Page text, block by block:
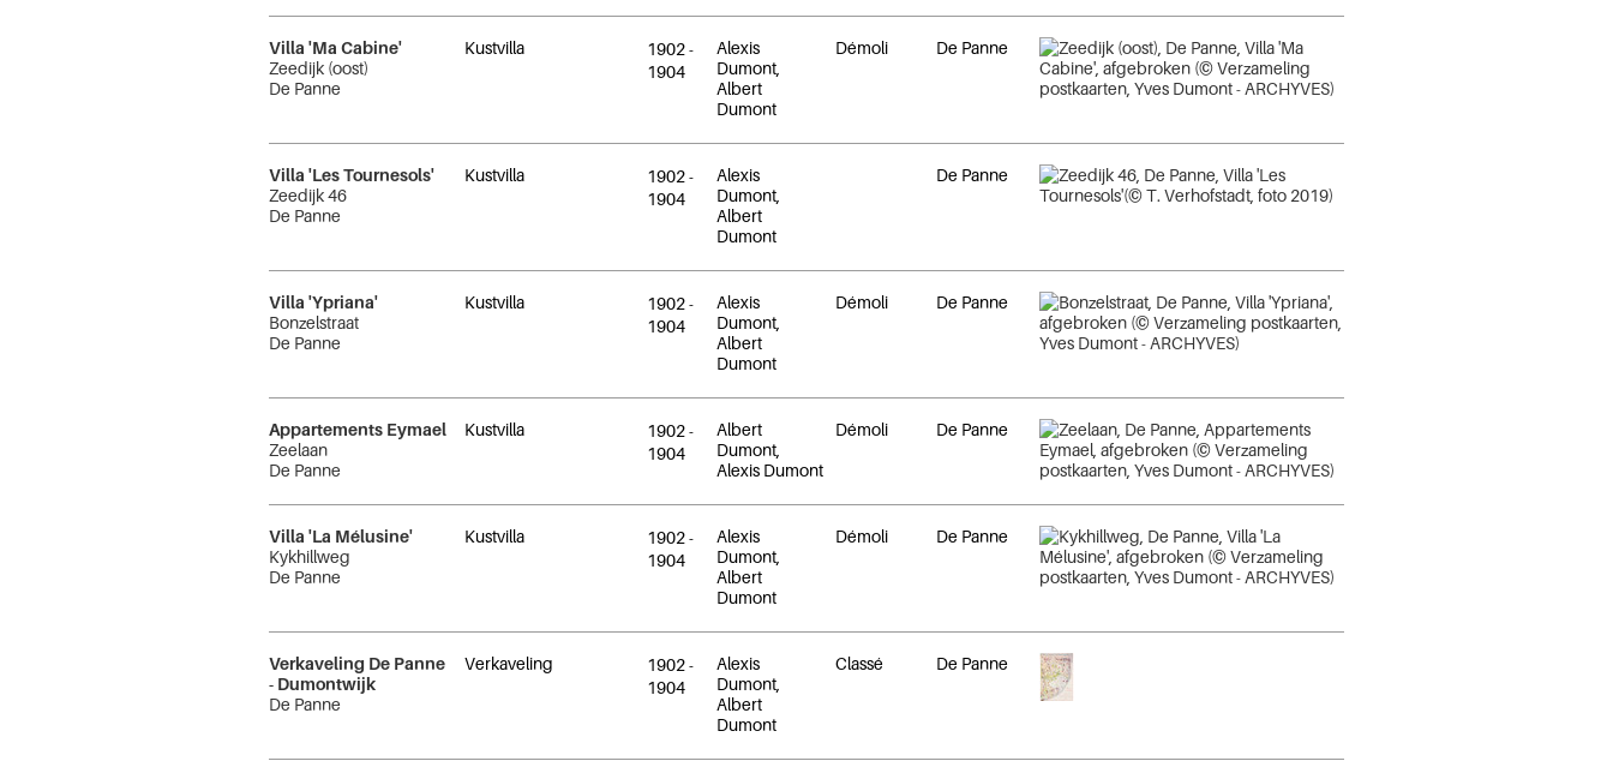
Villa 'Ma Cabine'
Zeedijk (oost)
De Panne
Kustvilla 1902-
1904
Alexis
Dumont,
Albert
Dumont
Démoli De Panne
Villa 'Les Tournesols'
Zeedijk 46
De Panne
Kustvilla 1902-
1904
Alexis
Dumont,
Albert
Dumont
De Panne
Villa 'Ypriana'
Bonzelstraat
De Panne
Kustvilla 1902-
1904
Alexis
Dumont,
Albert
Dumont
Démoli De Panne
Appartements Eymael
Zeelaan
De Panne
Kustvilla 1902-
1904
Albert
Dumont,
Alexis Dumont
Démoli De Panne
Villa 'La Mélusine'
Kykhillweg
De Panne
Kustvilla 1902-
1904
Alexis
Dumont,
Albert
Dumont
Démoli De Panne
Verkaveling De Panne
- Dumontwijk
De Panne
Verkaveling 1902-
1904
Alexis
Dumont,
Albert
Dumont
Classé De Panne